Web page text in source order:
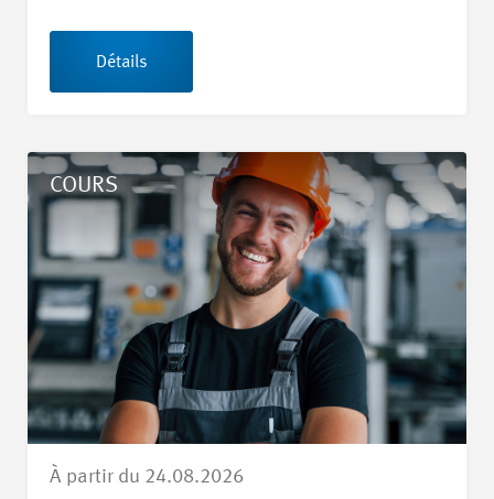
Détails
COURS
À partir du 24.08.2026
Détails Fachvorgesetzte